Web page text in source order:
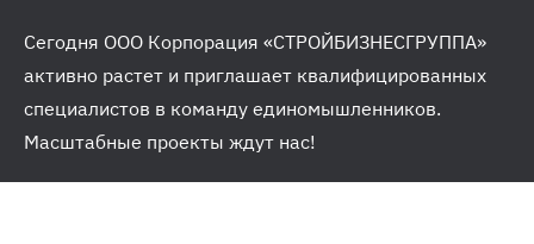
Сегодня ООО Корпорация «СТРОЙБИЗНЕСГРУППА»
активно растет и приглашает квалифицированных
специалистов в команду единомышленников.
Масштабные проекты ждут нас!